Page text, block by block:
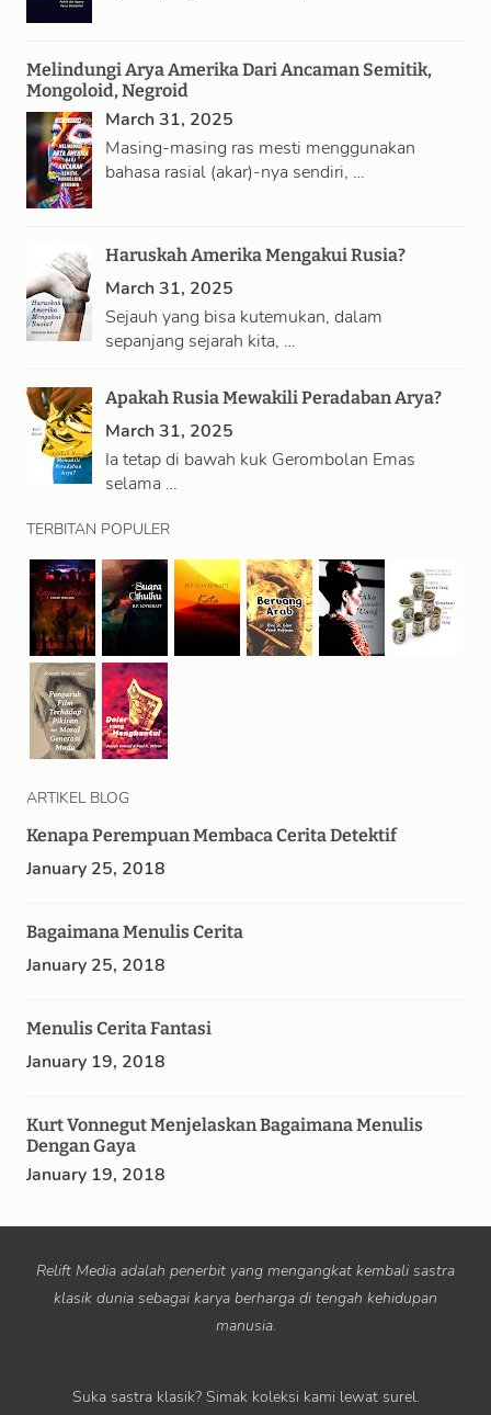
Melindungi Arya Amerika Dari Ancaman Semitik,
Mongoloid, Negroid
March 31, 2025
Masing-masing ras mesti menggunakan
bahasa rasial (akar)-nya sendiri, …
Haruskah Amerika Mengakui Rusia?
March 31, 2025
Sejauh yang bisa kutemukan, dalam
sepanjang sejarah kita, …
Apakah Rusia Mewakili Peradaban Arya?
March 31, 2025
Ia tetap di bawah kuk Gerombolan Emas
selama …
TERBITAN POPULER
ARTIKEL BLOG
Kenapa Perempuan Membaca Cerita Detektif
January 25, 2018
Bagaimana Menulis Cerita
January 25, 2018
Menulis Cerita Fantasi
January 19, 2018
Kurt Vonnegut Menjelaskan Bagaimana Menulis
Dengan Gaya
January 19, 2018
Relift Media adalah penerbit yang mengangkat kembali sastra
klasik dunia sebagai karya berharga di tengah kehidupan
manusia.
Suka sastra klasik? Simak koleksi kami lewat surel.